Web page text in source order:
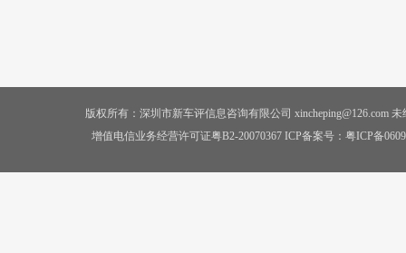
版权所有：深圳市新车评信息咨询有限公司 xincheping@126.com
增值电信业务经营许可证粤B2-20070367 ICP备案号： 粤ICP备